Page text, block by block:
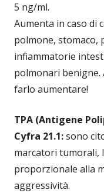
5 ng/ml.
Aumenta in caso di
polmone, stomaco,
infiammatorie
polmonari benigne.
farlo aumentare!
TPA (Antigene
Cyfra 21.1:sono
marcatori tumorali,
proporzionale alla
aggressività.